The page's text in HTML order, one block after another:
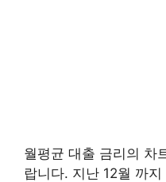
월평균 대출 금리의 차
랍니다. 지난 12월 까